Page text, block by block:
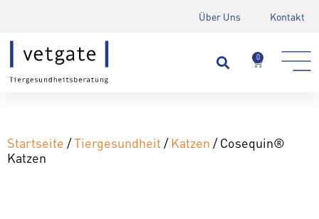
Über Uns Kontakt
0
Startseite /Tiergesundheit /Katzen / Cosequin®
Katzen